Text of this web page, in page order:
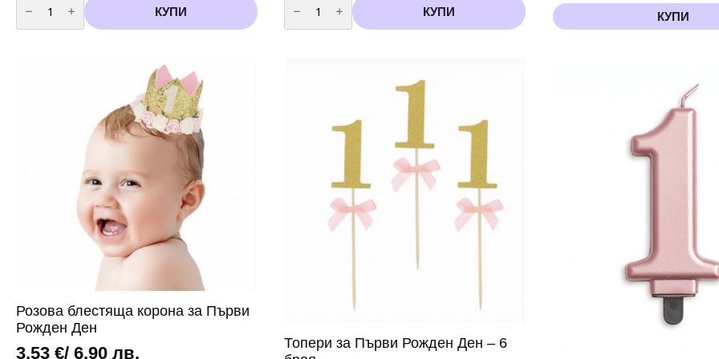
за
цифра
КУПИ за
Балон
-
КУПИ КУПИ
Розова блестяща корона за Първи
Рожден Ден
3,53 €/ 6,90 лв.
Топери за Първи Рожден Ден – 6